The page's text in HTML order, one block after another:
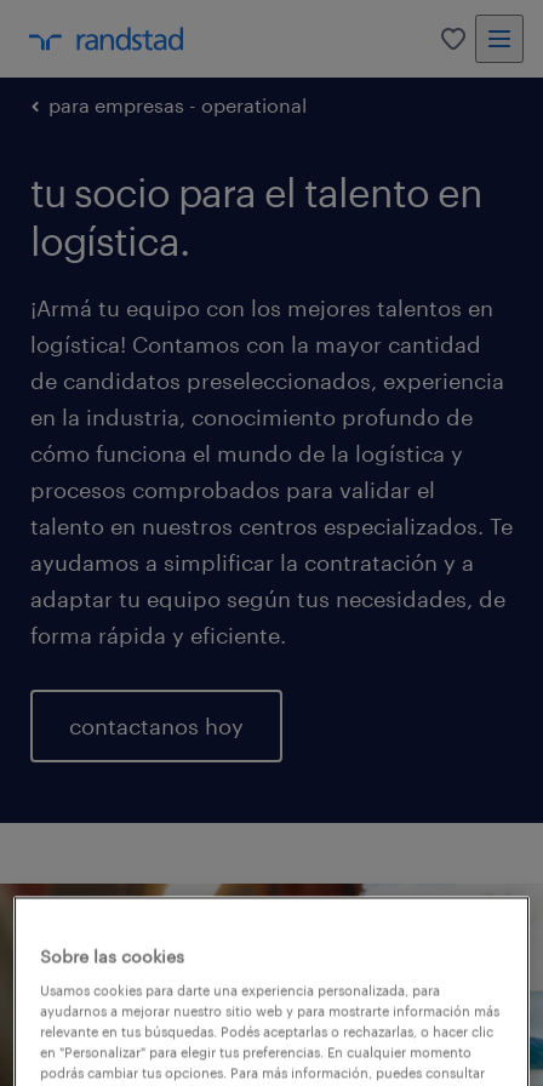
0
para empresas - operational
tu socio para el talento en
logística.
¡Armá tu equipo con los mejores talentos en
logística! Contamos con la mayor cantidad
de candidatos preseleccionados, experiencia
en la industria, conocimiento profundo de
cómo funciona el mundo de la logística y
procesos comprobados para validar el
talento en nuestros centros especializados. Te
ayudamos a simplificar la contratación y a
adaptar tu equipo según tus necesidades, de
forma rápida y eficiente.
contactanos hoy
Sobre las cookies
Usamos cookies para darte una experiencia personalizada, para
ayudarnos a mejorar nuestro sitio web y para mostrarte información más
relevante en tus búsquedas. Podés aceptarlas o rechazarlas, o hacer clic
en "Personalizar" para elegir tus preferencias. En cualquier momento
podrás cambiar tus opciones. Para más información, puedes consultar